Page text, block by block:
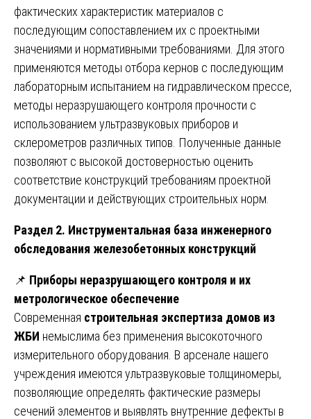
фактических характеристик материалов с
последующим сопоставлением их с проектными
значениями и нормативными требованиями. Для этого
применяются методы отбора кернов с последующим
лабораторным испытанием на гидравлическом прессе,
методы неразрушающего контроля прочности с
использованием ультразвуковых приборов и
склерометров различных типов. Полученные данные
позволяют с высокой достоверностью оценить
соответствие конструкций требованиям проектной
документации и действующих строительных норм.
Раздел 2. Инструментальная база инженерного
обследования железобетонных конструкций
📌 Приборы неразрушающего контроля и их
метрологическое обеспечение
Современная строительная экспертиза домов из
ЖБИ немыслима без применения высокоточного
измерительного оборудования. В арсенале нашего
учреждения имеются ультразвуковые толщиномеры,
позволяющие определять фактические размеры
сечений элементов и выявлять внутренние дефекты в